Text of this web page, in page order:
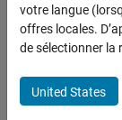
Raspberry Pi Blockset
Catégorie
Connect and
Pi®hardware
Configure
sensors
properties in
votre langue
offres locales.
de sélectionner la
United States